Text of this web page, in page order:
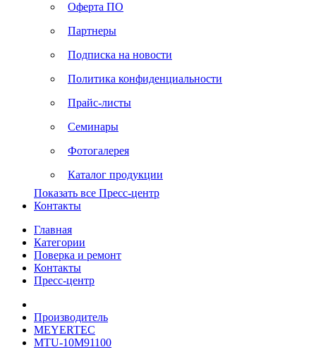
Оферта ПО
Партнеры
Подписка на новости
Политика конфиденциальности
Прайс-листы
Семинары
Фотогалерея
Каталог продукции
Показать все Пресс-центр
Контакты
Главная
Категории
Поверка и ремонт
Контакты
Пресс-центр
Производитель
MEYERTEC
MTU-10M91100